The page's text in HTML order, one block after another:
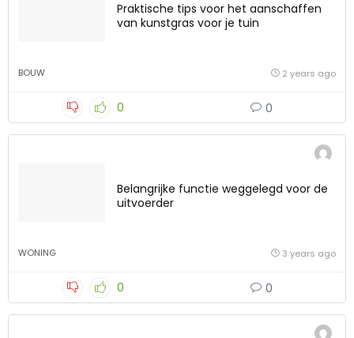
Praktische tips voor het aanschaffen
van kunstgras voor je tuin
BOUW 2 years ago
0 0
Belangrijke functie weggelegd voor de
uitvoerder
WONING 3 years ago
0 0